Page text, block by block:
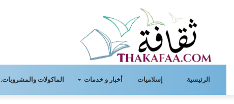
الرئيسية إسلاميات أخبار و خدمات الماكولات والمشروبات.